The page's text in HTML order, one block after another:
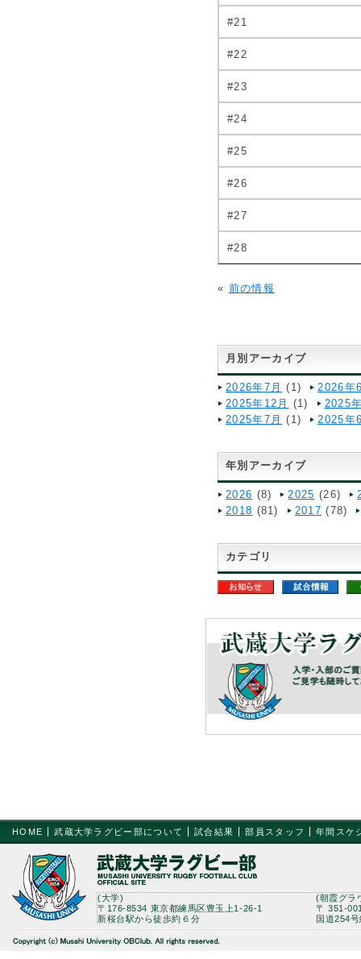
#21
#22
#23
#24
#25
#26
#27
#28
« 前の情報
月別アーカイブ
2026年7月 (1)
2026年
2025年12月
(1)
2025
2025年7月 (1) 2025年
年別アーカイブ
2026 (8) 2025 (26)
2018 (81) 2017 (78)
カテゴリ
HOME 武蔵大学ラグビー部について 試合結果 部員スタッフ 年間スケ
(大学)
〒176-8534 東京都練馬区豊玉上1-26-1
新桜台駅から徒歩約６分
(朝霞グラ
〒 351-
国道254